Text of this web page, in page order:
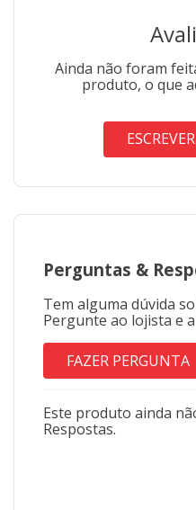
Ainda não foram
produto, o que
Perguntas &
Tem alguma dúvida
Pergunte ao lojista e
FAZER PERGUNTA
Este produto ainda
Respostas.